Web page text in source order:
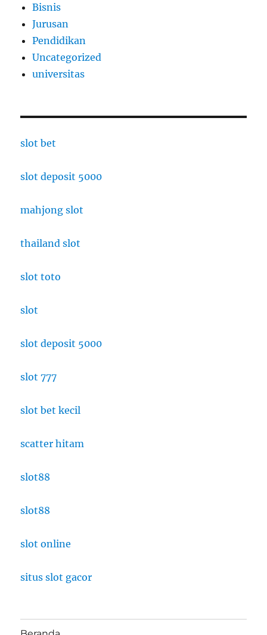
Bisnis
Jurusan
Pendidikan
Uncategorized
universitas
slot bet
slot deposit 5000
mahjong slot
thailand slot
slot toto
slot
slot deposit 5000
slot 777
slot bet kecil
scatter hitam
slot88
slot88
slot online
situs slot gacor